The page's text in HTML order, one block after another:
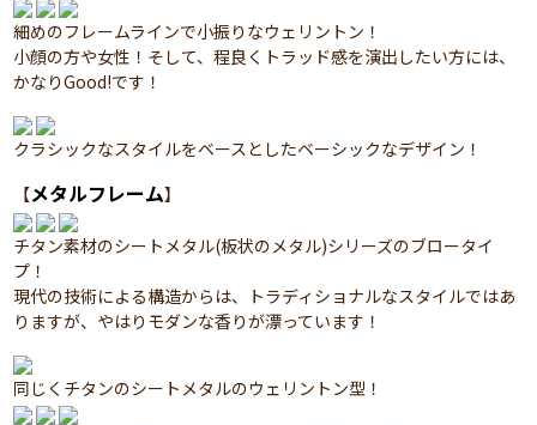
細めのフレームラインで小振りなウェリントン！
小顔の方や女性！そして、程良くトラッド感を演出したい方には、
かなりGood!です！
クラシックなスタイルをベースとしたベーシックなデザイン！
【メタルフレーム】
チタン素材のシートメタル(板状のメタル)シリーズのブロータイ
プ！
現代の技術による構造からは、トラディショナルなスタイルではあ
りますが、やはりモダンな香りが漂っています！
同じくチタンのシートメタルのウェリントン型！